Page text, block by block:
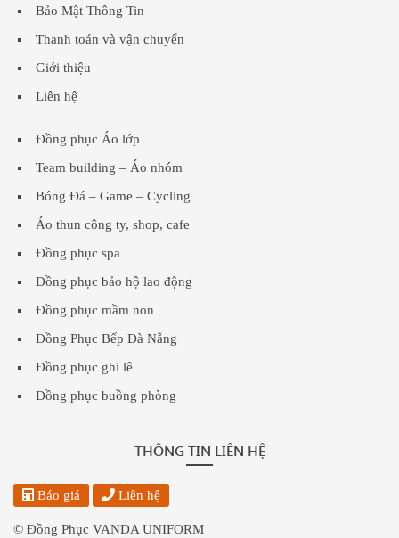
Bảo Mật Thông Tin
Thanh toán và vận chuyển
Giới thiệu
Liên hệ
Đồng phục Áo lớp
Team building – Áo nhóm
Bóng Đá – Game – Cycling
Áo thun công ty, shop, cafe
Đồng phục spa
Đồng phục bảo hộ lao động
Đồng phục mầm non
Đồng Phục Bếp Đà Nẵng
Đồng phục ghi lê
Đồng phục buồng phòng
THÔNG TIN LIÊN HỆ
Báo giá Liên hệ
© Đồng Phục VANDA UNIFORM